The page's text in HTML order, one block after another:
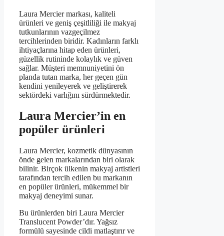
Laura Mercier markası, kaliteli
ürünleri ve geniş çeşitliliği ile makyaj
tutkunlarının vazgeçilmez
tercihlerinden biridir. Kadınların farklı
ihtiyaçlarına hitap eden ürünleri,
güzellik rutininde kolaylık ve güven
sağlar. Müşteri memnuniyetini ön
planda tutan marka, her geçen gün
kendini yenileyerek ve geliştirerek
sektördeki varlığını sürdürmektedir.
Laura Mercier’in en
popüler ürünleri
Laura Mercier, kozmetik dünyasının
önde gelen markalarından biri olarak
bilinir. Birçok ülkenin makyaj artistleri
tarafından tercih edilen bu markanın
en popüler ürünleri, mükemmel bir
makyaj deneyimi sunar.
Bu ürünlerden biri Laura Mercier
Translucent Powder’dır. Yağsız
formülü sayesinde cildi matlaştırır ve